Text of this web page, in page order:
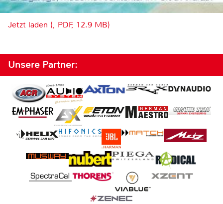
Jetzt laden (, PDF, 12.9 MB)
Unsere Partner: